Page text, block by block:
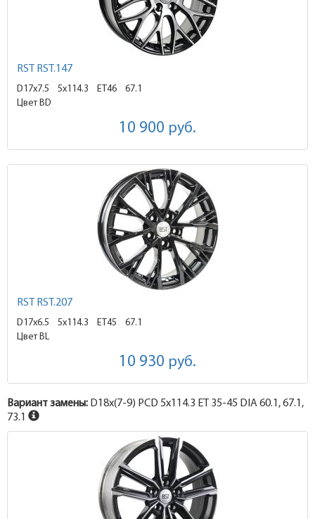
RST RST.147
D17x7.5 5x114.3 ET46
67.1
Цвет BD
10 900 руб.
RST RST.207
D17x6.5 5x114.3 ET45
67.1
Цвет BL
10 930 руб.
Вариант замены: D18x(7-9) PCD 5x114.3 ET 35-45 DIA 60.1, 67.1,
73.1